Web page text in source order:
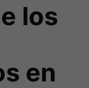
los
en